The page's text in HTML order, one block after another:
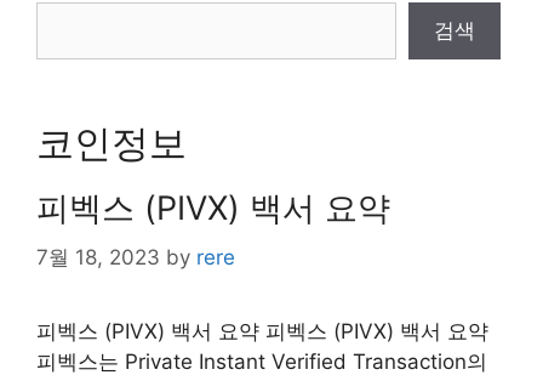
검색
코인정보
피벡스 (PIVX) 백서 요약
7월 18, 2023 by rere
피벡스 (PIVX) 백서 요약 피벡스 (PIVX) 백서 요약
피벡스는 Private Instant Verified Transaction의